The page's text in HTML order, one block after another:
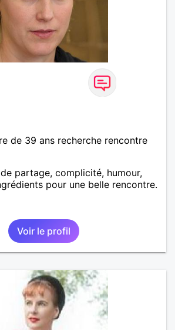
de 39 ans recherche rencontre
partage, complicité, humour,
pour une belle rencontre.
Voir le profil